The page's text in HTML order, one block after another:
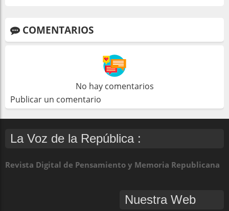
COMENTARIOS
No hay comentarios
Publicar un comentario
La Voz de la República :
Revista Digital de Pensamiento y Memoria Republicana
Nuestra Web